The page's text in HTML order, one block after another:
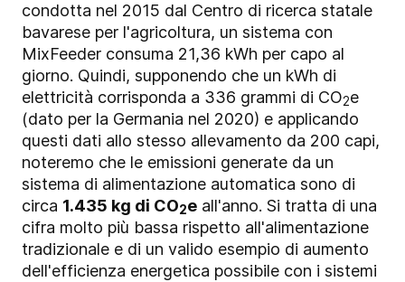
condotta nel 2015 dal Centro di ricerca statale
bavarese per l'agricoltura, un sistema con
MixFeeder consuma 21,36 kWh per capo al
giorno. Quindi, supponendo che un kWh di
elettricità corrisponda a 336 grammi di CO2e
(dato per la Germania nel 2020) e applicando
questi dati allo stesso allevamento da 200 capi,
noteremo che le emissioni generate da un
sistema di alimentazione automatica sono di
circa 1.435 kg di CO2e all'anno. Si tratta di una
cifra molto più bassa rispetto all'alimentazione
tradizionale e di un valido esempio di aumento
dell'efficienza energetica possibile con i sistemi